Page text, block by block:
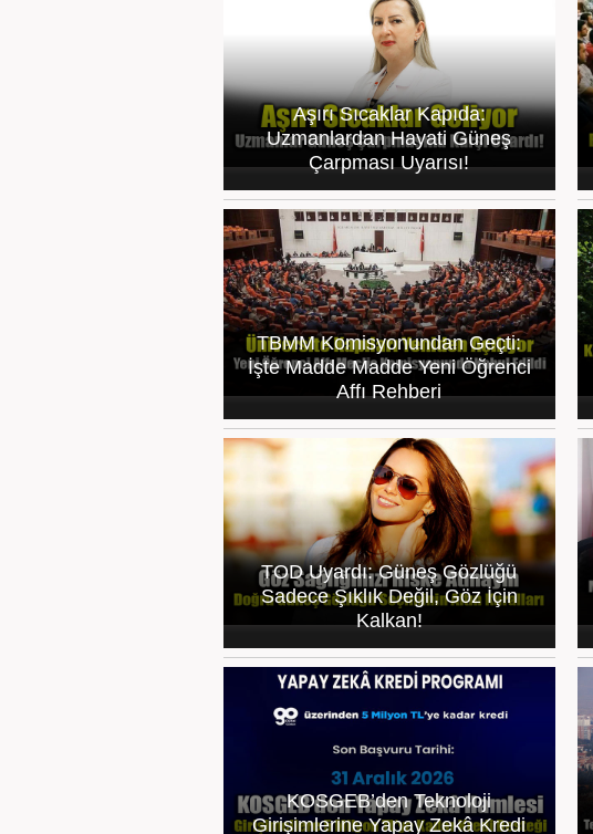
Aşırı Sıcaklar Kapıda:
Uzmanlardan Hayati Güneş
Çarpması Uyarısı!
TBMM Komisyonundan Geçti:
İşte Madde Madde Yeni Öğrenci
Affı Rehberi
TOD Uyardı: Güneş Gözlüğü
Sadece Şıklık Değil, Göz İçin
Kalkan!
KOSGEB’den Teknoloji
Girişimlerine Yapay Zekâ Kredi